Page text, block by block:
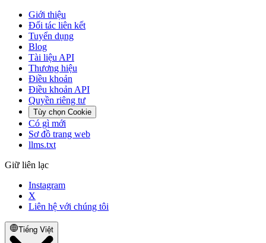
Giới thiệu
Đối tác liên kết
Tuyển dụng
Blog
Tài liệu API
Thương hiệu
Điều khoản
Điều khoản API
Quyền riêng tư
Tùy chọn Cookie
Có gì mới
Sơ đồ trang web
llms.txt
Giữ liên lạc
Instagram
X
Liên hệ với chúng tôi
Tiếng Việt